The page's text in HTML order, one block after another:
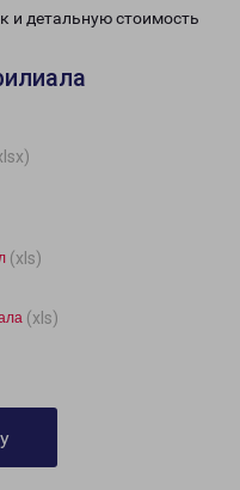
и детальную стоимость
(xls)
(xls)